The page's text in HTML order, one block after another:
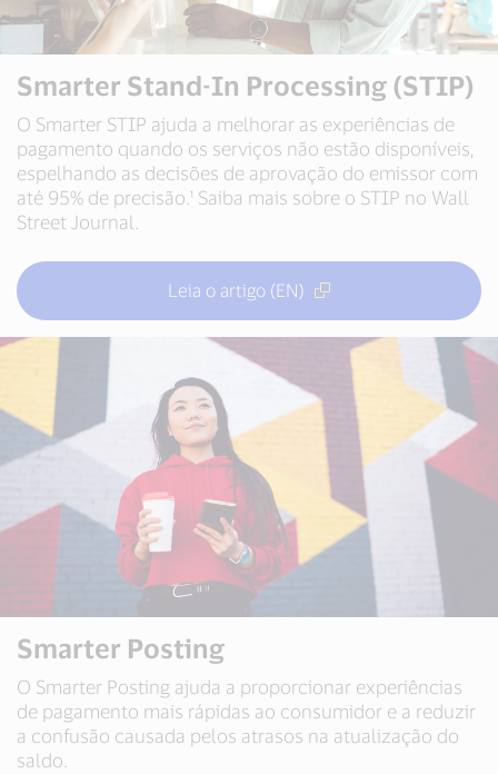
Smarter Stand-In Processing (STIP)
O Smarter STIP ajuda a melhorar as experiências de
pagamento quando os serviços não estão disponíveis,
espelhando as decisões de aprovação do emissor com
até 95% de precisão.¹ Saiba mais sobre o STIP no Wall
Street Journal.
Leia o artigo (EN)
Smarter Posting
O Smarter Posting ajuda a proporcionar experiências
de pagamento mais rápidas ao consumidor e a reduzir
a confusão causada pelos atrasos na atualização do
saldo.